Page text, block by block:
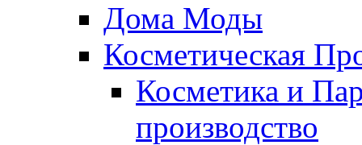
Дома Моды
Косметическая
Косметика и
производство